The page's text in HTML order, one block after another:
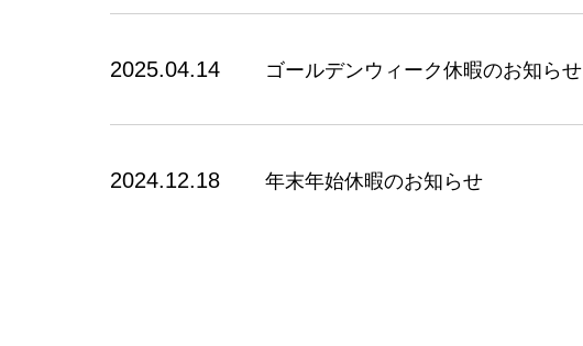
2025.04.14 ゴールデンウィーク休暇のお知らせ
2024.12.18 年末年始休暇のお知らせ